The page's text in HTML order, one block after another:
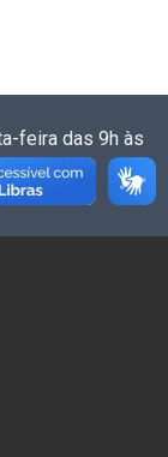
feira das 9h às